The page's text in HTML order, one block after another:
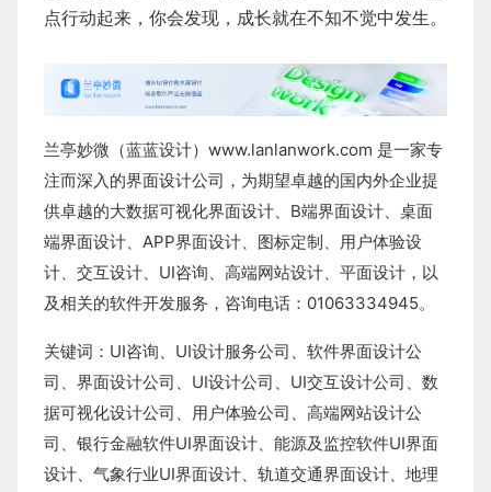
点行动起来，你会发现，成长就在不知不觉中发生。
兰亭妙微（蓝蓝设计） www.lanlanwork.com 是一家专
注而深入的界面设计公司，为期望卓越的国内外企业提
供卓越的大数据可视化界面设计、 B端界面设计、 桌面
端界面设计、 APP界面设计、 图标定制、 用户体验设
计、 交互设计、 UI咨询、 高端网站设计、 平面设计 ，以
及相关的软件开发服务，咨询电话：01063334945。
关键词： UI咨询、 UI设计服务公司 、 软件界面设计公
司、界面设计公司、 UI设计公司 、 UI交互设计公司 、 数
据可视化设计公司 、 用户体验公司 、 高端网站设计公
司 、 银行金融软件UI界面设计、 能源及监控软件UI界面
设计、 气象行业UI界面设计、 轨道交通界面设计、 地理